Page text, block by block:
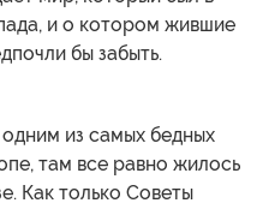
и о котором жившие
бы забыть.
из самых бедных
там все равно жилось
Как только Советы